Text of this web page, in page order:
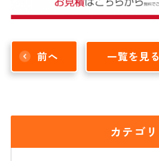
前へ 一覧を見る
カテゴリ